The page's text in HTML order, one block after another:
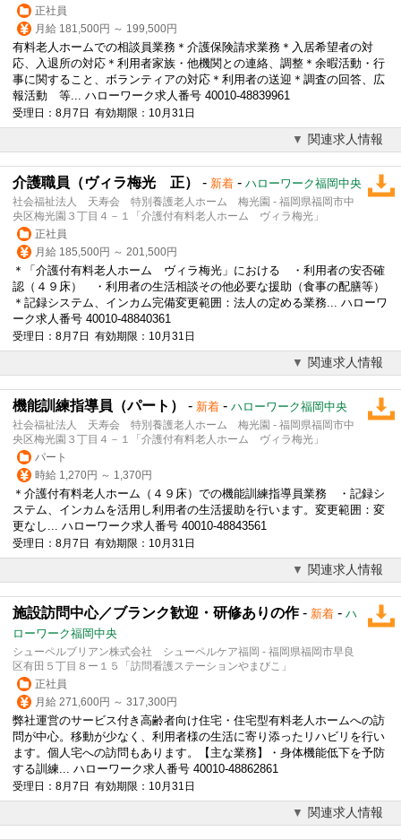
正社員
月給 181,500円 ～ 199,500円
有料老人ホームでの相談員業務＊ 介護保険請求業務＊入居希望者の対
応、入退所の対応＊利用者家族・他機関との連絡、調整＊余暇活動・行
事に関すること、ボランティアの対応＊利用者の送迎＊調査の回答、広
報活動 等... ハローワーク求人番号 40010-48839961
受理日：8月7日 有効期限：10月31日
関連求人情報
介護職員（ヴィラ梅光 正） - 新着 - ハローワーク福岡中央
社会福祉法人 天寿会 特別養護老人ホーム 梅光園 - 福岡県福岡市中
央区梅光園３丁目４－１「介護付有料老人ホーム ヴィラ梅光」
正社員
月給 185,500円 ～ 201,500円
＊「 介護付有料老人ホーム ヴィラ梅光」における ・利用者の安否確
認（４９床） ・利用者の生活相談その他必要な援助（食事の配膳等）
＊記録システム、インカム完備変更範囲：法人の定める業務... ハローワ
ーク求人番号 40010-48840361
受理日：8月7日 有効期限：10月31日
関連求人情報
機能訓練指導員（パート） - 新着 - ハローワーク福岡中央
社会福祉法人 天寿会 特別養護老人ホーム 梅光園 - 福岡県福岡市中
央区梅光園３丁目４－１「介護付有料老人ホーム ヴィラ梅光」
パート
時給 1,270円 ～ 1,370円
＊ 介護付有料老人ホーム（４９床）での機能訓練指導員業務 ・記録シ
ステム、インカムを活用し利用者の生活援助を行います。変更範囲：変
更なし... ハローワーク求人番号 40010-48843561
受理日：8月7日 有効期限：10月31日
関連求人情報
施設訪問中心／ブランク歓迎・研修ありの作- 新着 - ハ
ローワーク福岡中央
シューペルブリアン株式会社 シューペルケア福岡 - 福岡県福岡市早良
区有田５丁目８ー１５「訪問看護ステーションやまびこ」
正社員
月給 271,600円 ～ 317,300円
弊社運営のサービス付き高齢者向け住宅・住宅型有料老人ホームへの訪
問が中心。移動が少なく、利用者様の生活に寄り添ったリハビリを行い
ます。個人宅への訪問もあります。【主な業務】・身体機能低下を予防
する訓練... ハローワーク求人番号 40010-48862861
受理日：8月7日 有効期限：10月31日
関連求人情報